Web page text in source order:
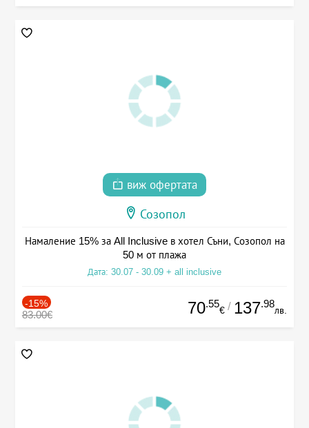
виж офертата
Созопол
Намаление 15% за All Inclusive в хотел Съни, Созопол на
50 м от плажа
Дата: 30.07 - 30.09 + all inclusive
-15%
83.00€ 70.55
€ / 137.98
лв.